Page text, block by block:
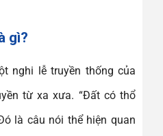
gì?
nghi lễ truyền thống của
từ xa xưa. “Đất có thổ
là câu nói thể hiện quan